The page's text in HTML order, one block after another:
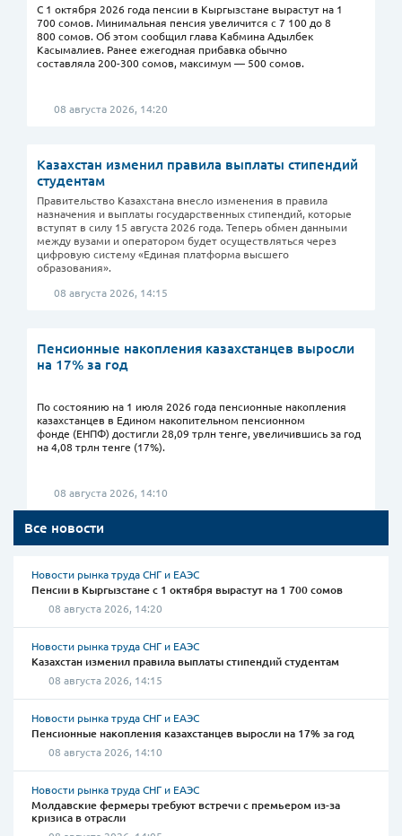
Все новости
Новости рынка труда СНГ и ЕАЭС
Пенсии в Кыргызстане с 1 октября вырастут на 1 700 сомов
08 августа 2026, 14:20
Новости рынка труда СНГ и ЕАЭС
Казахстан изменил правила выплаты стипендий студентам
08 августа 2026, 14:15
Новости рынка труда СНГ и ЕАЭС
Пенсионные накопления казахстанцев выросли на 17% за год
08 августа 2026, 14:10
Новости рынка труда СНГ и ЕАЭС
Молдавские фермеры требуют встречи с премьером из-за
кризиса в отрасли
С 1 октября 2026 года пенсии в Кыргызстане вырастут на 1
700 сомов. Минимальная пенсия увеличится с 7 100 до 8
800 сомов. Об этом сообщил глава Кабмина Адылбек
Касымалиев. Ранее ежегодная прибавка обычно
составляла 200-300 сомов, максимум — 500 сомов.
08 августа 2026, 14:20
Казахстан изменил правила выплаты стипендий
студентам
Правительство Казахстана внесло изменения в правила
назначения и выплаты государственных стипендий, которые
вступят в силу 15 августа 2026 года. Теперь обмен данными
между вузами и оператором будет осуществляться через
цифровую систему «Единая платформа высшего
образования».
08 августа 2026, 14:15
Пенсионные накопления казахстанцев выросли
на 17% за год
По состоянию на 1 июля 2026 года пенсионные накопления
казахстанцев в Едином накопительном пенсионном
фонде (ЕНПФ) достигли 28,09 трлн тенге, увеличившись за год
на 4,08 трлн тенге (17%).
08 августа 2026, 14:10